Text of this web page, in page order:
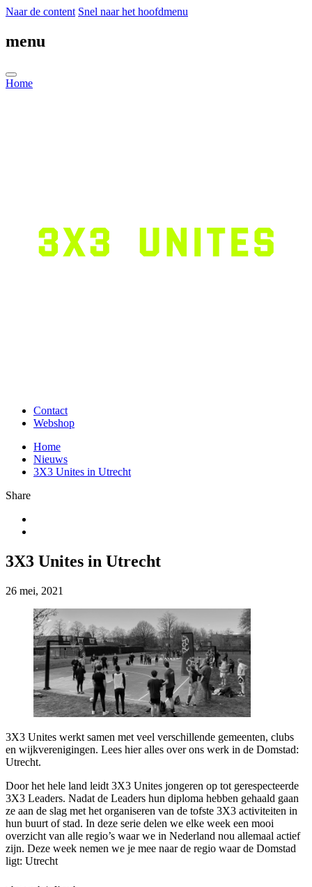
Naar de content Snel naar het hoofdmenu
menu
Home
Contact
Webshop
Home
Nieuws
3X3 Unites in Utrecht
Share
3X3 Unites in Utrecht
26 mei, 2021
3X3 Unites werkt samen met veel verschillende gemeenten, clubs
en wijkverenigingen. Lees hier alles over ons werk in de Domstad:
Utrecht.
Door het hele land leidt 3X3 Unites jongeren op tot gerespecteerde
3X3 Leaders. Nadat de Leaders hun diploma hebben gehaald gaan
ze aan de slag met het organiseren van de tofste 3X3 activiteiten in
hun buurt of stad. In deze serie delen we elke week een mooi
overzicht van alle regio’s waar we in Nederland nou allemaal actief
zijn. Deze week nemen we je mee naar de regio waar de Domstad
ligt: Utrecht